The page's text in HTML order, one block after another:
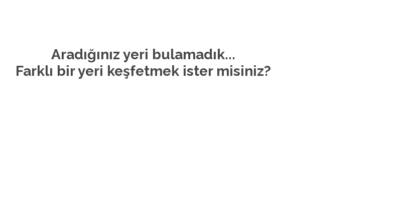
Aradığınız yeri bulamadık...
Farklı bir yeri keşfetmek ister misiniz?